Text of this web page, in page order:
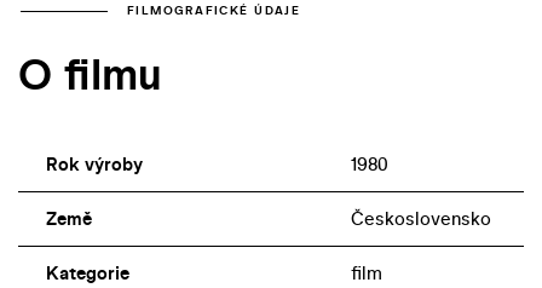
přitahujícího kriminální živly vyvažuje Schmidtova snaha
skutečné zpěvačky – Petry Janů. Popularitu vycházející
skupinou Bumerang.
FILMOGRAFICKÉ ÚDAJE
O filmu
Rok výroby 1980
Země Československo
Kategorie film